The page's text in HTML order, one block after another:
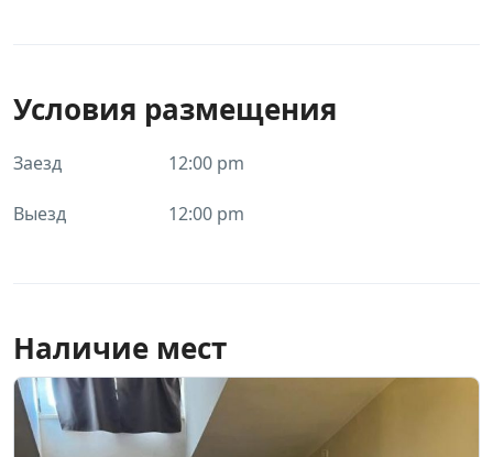
Условия размещения
Заезд 12:00 pm
Выезд 12:00 pm
Наличие мест